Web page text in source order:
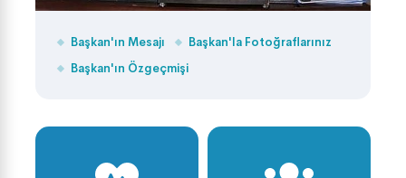
Başkan'ın Mesajı
Başkan'la Fotoğraflarınız
Başkan'ın Özgeçmişi